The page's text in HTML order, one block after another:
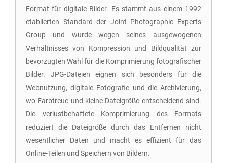
Format für digitale Bilder. Es stammt aus einem 1992
etablierten Standard der Joint Photographic Experts
Group und wurde wegen seines ausgewogenen
Verhältnisses von Kompression und Bildqualität zur
bevorzugten Wahl für die Komprimierung fotografischer
Bilder. JPG-Dateien eignen sich besonders für die
Webnutzung, digitale Fotografie und die Archivierung,
wo Farbtreue und kleine Dateigröße entscheidend sind.
Die verlustbehaftete Komprimierung des Formats
reduziert die Dateigröße durch das Entfernen nicht
wesentlicher Daten und macht es effizient für das
Online-Teilen und Speichern von Bildern.